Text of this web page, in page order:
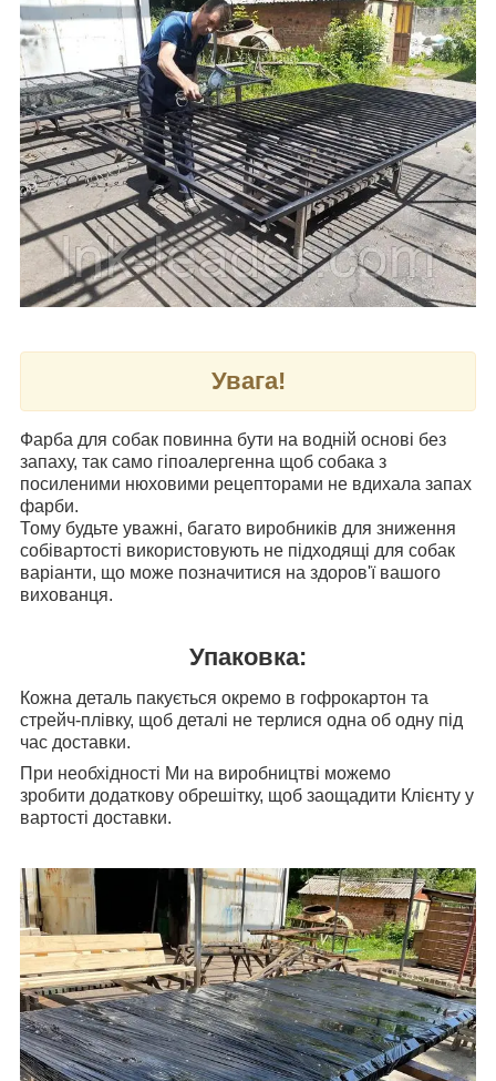
Увага!
Фарба для собак повинна бути на водній основі без
запаху, так само гіпоалергенна щоб собака з
посиленими нюховими рецепторами не вдихала запах
фарби.
Тому будьте уважні, багато виробників для зниження
собівартості використовують не підходящі для собак
варіанти, що може позначитися на здоров'ї вашого
вихованця.
Упаковка:
Кожна деталь пакується окремо в гофрокартон та
стрейч-плівку, щоб деталі не терлися одна об одну під
час доставки.
При необхідності Ми на виробництві можемо
зробити додаткову обрешітку, щоб заощадити Клієнту у
вартості доставки.